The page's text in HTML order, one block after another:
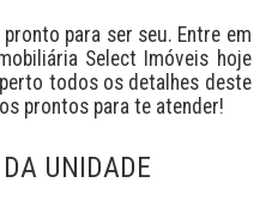
Select Imóveis hoje
todos os detalhes deste
prontos para te atender!
DA UNIDADE